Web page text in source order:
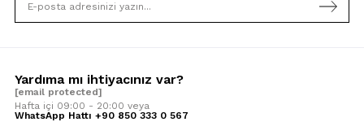
Yardıma mı ihtiyacınız var?
[email protected]
Hafta içi 09:00 - 20:00 veya
WhatsApp Hattı +90 850 333 0 567